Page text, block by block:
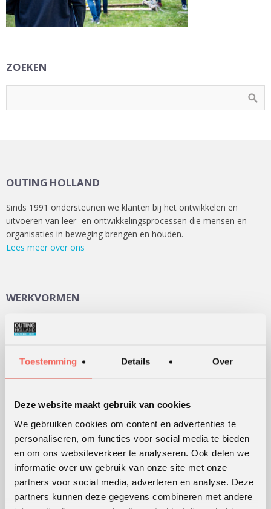
Toestemming Details Over
Deze website maakt gebruik van cookies
We gebruiken cookies om content en advertenties te
personaliseren, om functies voor social media te bieden
en om ons websiteverkeer te analyseren. Ook delen we
informatie over uw gebruik van onze site met onze
partners voor social media, adverteren en analyse. Deze
partners kunnen deze gegevens combineren met andere
ZOEKEN
OUTING HOLLAND
Sinds 1991 ondersteunen we klanten bij het ontwikkelen en
uitvoeren van leer- en ontwikkelingsprocessen die mensen en
organisaties in beweging brengen en houden.
Lees meer over ons
WERKVORMEN
Outdoor training
Teambuilding
Teamontwikkeling
KLANTWAARDERING
Leeshierde beoordelingen van verschillende klanten.